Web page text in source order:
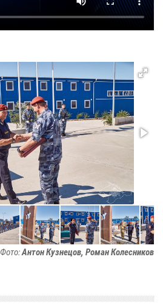
Фото:Антон Кузнецов, Роман Колесников